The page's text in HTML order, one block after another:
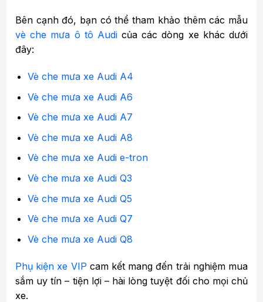
Bên cạnh đó, bạn có thể tham khảo thêm các mẫu
vè che mưa ô tô Audicủa các dòng xe khác dưới
đây:
Vè che mưa xe Audi A4
Vè che mưa xe Audi A6
Vè che mưa xe Audi A7
Vè che mưa xe Audi A8
Vè che mưa xe Audi e-tron
Vè che mưa xe Audi Q3
Vè che mưa xe Audi Q5
Vè che mưa xe Audi Q7
Vè che mưa xe Audi Q8
Phụ kiện xe VIP cam kết mang đến trải nghiệm mua
sắm uy tín – tiện lợi – hài lòng tuyệt đối cho mọi chủ
xe.